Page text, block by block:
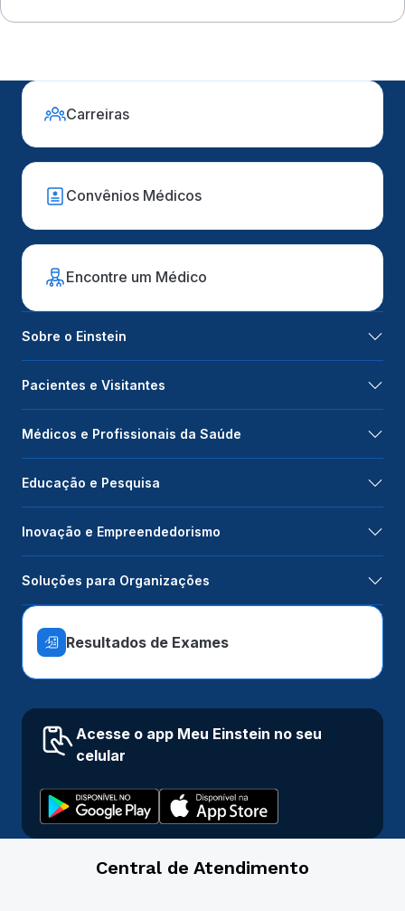
Carreiras
Convênios Médicos
Encontre um Médico
Sobre o Einstein
Pacientes e Visitantes
Médicos e Profissionais da Saúde
Educação e Pesquisa
Inovação e Empreendedorismo
Soluções para Organizações
Resultados de Exames
Acesse o app Meu Einstein no seu
celular
Central de Atendimento